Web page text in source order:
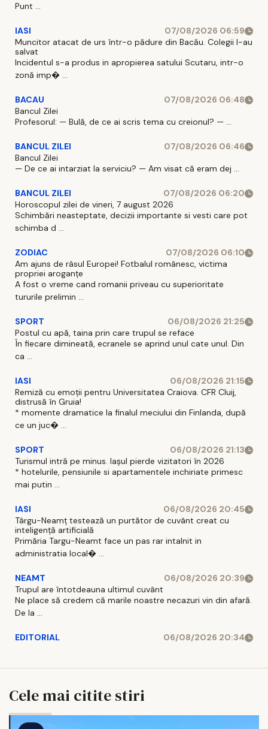
Punt ...
IASI
07/08/2026 06:59
Muncitor atacat de urs într-o pădure din Bacău. Colegii l-au
salvat
Incidentul s-a produs in apropierea satului Scutaru, intr-o
zonă imp� ...
BACAU
07/08/2026 06:48
Bancul Zilei
Profesorul: — Bulă, de ce ai scris tema cu creionul? — ...
BANCUL ZILEI
07/08/2026 06:46
Bancul Zilei
— De ce ai intarziat la serviciu? — Am visat că eram dej ...
BANCUL ZILEI
07/08/2026 06:20
Horoscopul zilei de vineri, 7 august 2026
Schimbări neasteptate, decizii importante si vesti care pot
schimba d ...
ZODIAC
07/08/2026 06:10
Am ajuns de râsul Europei! Fotbalul românesc, victima
propriei aroganțe
A fost o vreme cand romanii priveau cu superioritate
tururile prelimin ...
SPORT
06/08/2026 21:25
Postul cu apă, taina prin care trupul se reface
În fiecare dimineată, ecranele se aprind unul cate unul. Din
ca ...
IASI
06/08/2026 21:15
Remiză cu emoții pentru Universitatea Craiova. CFR Cluij,
distrusă în Gruia!
* momente dramatice la finalul meciului din Finlanda, după
ce un juc� ...
SPORT
06/08/2026 21:13
Turismul intră pe minus. Iașul pierde vizitatori în 2026
* hotelurile, pensiunile si apartamentele inchiriate primesc
mai putin ...
IASI
06/08/2026 20:45
Târgu-Neamț testează un purtător de cuvânt creat cu
inteligență artificială
Primăria Targu-Neamt face un pas rar intalnit in
administratia local� ...
NEAMT
06/08/2026 20:39
Trupul are întotdeauna ultimul cuvânt
Ne place să credem că marile noastre necazuri vin din afară.
De la ...
EDITORIAL 06/08/2026 20:34
Cele mai citite stiri